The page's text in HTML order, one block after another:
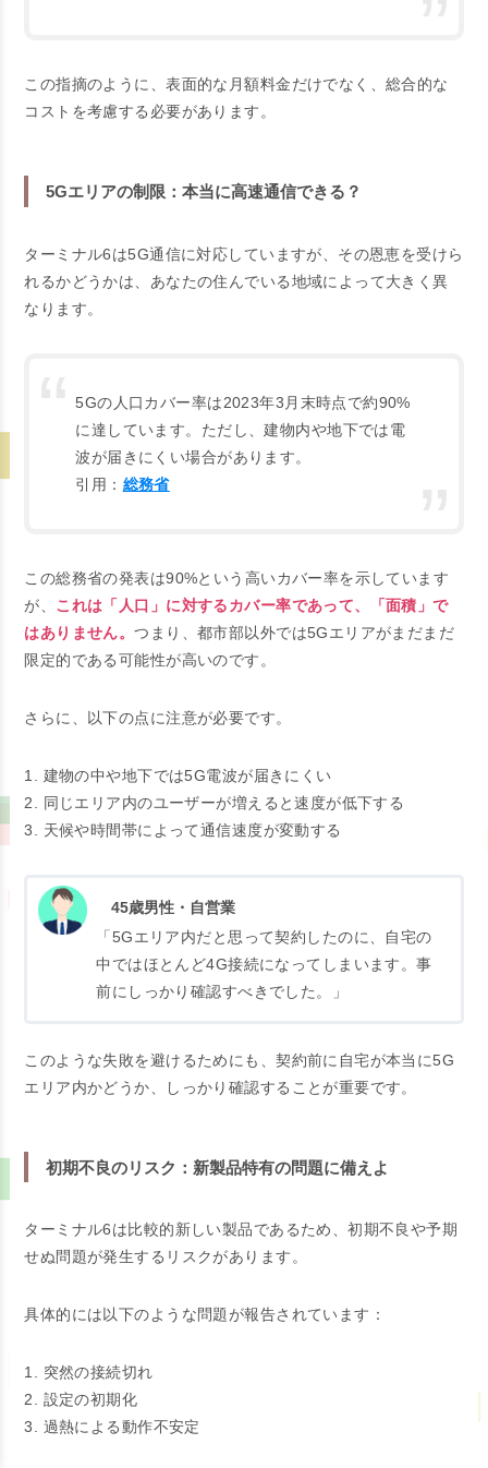
この指摘のように、表面的な月額料金だけでなく、総合的な
コストを考慮する必要があります。
5Gエリアの制限：本当に高速通信できる？
ターミナル6は5G通信に対応していますが、その恩恵を受けら
れるかどうかは、あなたの住んでいる地域によって大きく異
なります。
5Gの人口カバー率は2023年3月末時点で約90%
に達しています。ただし、建物内や地下では電
波が届きにくい場合があります。
引用： 総務省
この総務省の発表は90%という高いカバー率を示しています
が、 これは「人口」に対するカバー率であって、「面積」で
はありません。つまり、都市部以外では5Gエリアがまだまだ
限定的である可能性が高いのです。
さらに、以下の点に注意が必要です。
1. 建物の中や地下では5G電波が届きにくい
2. 同じエリア内のユーザーが増えると速度が低下する
3. 天候や時間帯によって通信速度が変動する
45歳男性・自営業
「5Gエリア内だと思って契約したのに、自宅の
中ではほとんど4G接続になってしまいます。事
前にしっかり確認すべきでした。」
このような失敗を避けるためにも、契約前に自宅が本当に5G
エリア内かどうか、しっかり確認することが重要です。
初期不良のリスク：新製品特有の問題に備えよ
ターミナル6は比較的新しい製品であるため、初期不良や予期
せぬ問題が発生するリスクがあります。
具体的には以下のような問題が報告されています：
1. 突然の接続切れ
2. 設定の初期化
3. 過熱による動作不安定